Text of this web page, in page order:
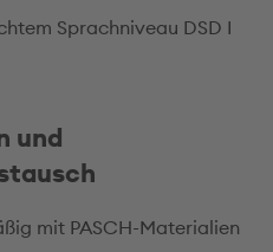
Sprachniveau DSD I
und
mit PASCH-Materialien